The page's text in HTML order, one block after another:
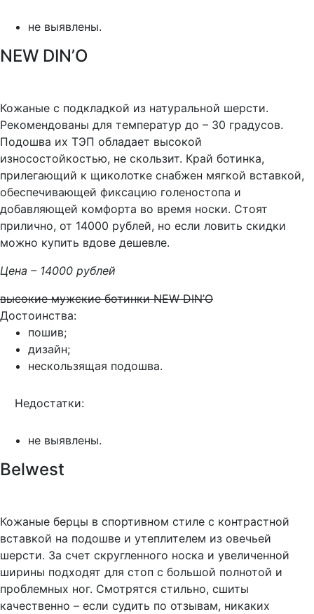
не выявлены.
NEW DIN’O
Кожаные с подкладкой из натуральной шерсти.
Рекомендованы для температур до – 30 градусов.
Подошва их ТЭП обладает высокой
износостойкостью, не скользит. Край ботинка,
прилегающий к щиколотке снабжен мягкой вставкой,
обеспечивающей фиксацию голеностопа и
добавляющей комфорта во время носки. Стоят
прилично, от 14000 рублей, но если ловить скидки
можно купить вдове дешевле.
Цена – 14000 рублей
высокие мужские ботинки NEW DIN’O
Достоинства:
пошив;
дизайн;
нескользящая подошва.
Недостатки:
не выявлены.
Belwest
Кожаные берцы в спортивном стиле с контрастной
вставкой на подошве и утеплителем из овечьей
шерсти. За счет скругленного носка и увеличенной
ширины подходят для стоп с большой полнотой и
проблемных ног. Смотрятся стильно, сшиты
качественно – если судить по отзывам, никаких